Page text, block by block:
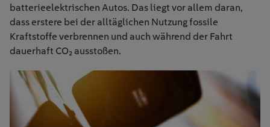
batterieelektrischen Autos. Das liegt vor allem daran,
dass erstere bei der alltäglichen Nutzung fossile
Kraftstoffe verbrennen und auch während der Fahrt
dauerhaft CO₂ ausstoßen.